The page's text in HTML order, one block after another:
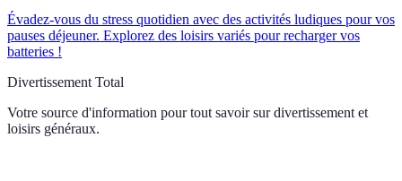
Évadez-vous du stress quotidien avec des activités ludiques pour vos
pauses déjeuner. Explorez des loisirs variés pour recharger vos
batteries !
Divertissement Total
Votre source d'information pour tout savoir sur divertissement et
loisirs généraux.